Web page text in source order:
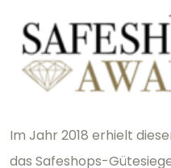
Im Jahr 2018 erhielt
das Safeshops-